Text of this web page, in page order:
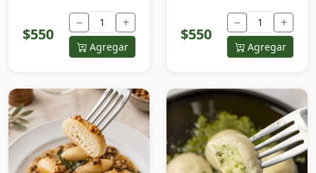
$550
− +
Agregar
$550
− +
Agregar